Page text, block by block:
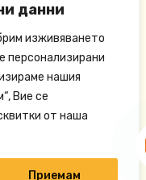
данни
изживяването
персонализирани
нашия
Вие се
от наша
Приемам